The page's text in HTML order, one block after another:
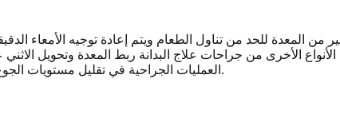
الأنواع الأخرى من جراحات علاج البدانة ربط المعدة وتحويل
العمليات الجراحية في تقليل مستويات الجوع وتسهل على الأشخاص الالتزام بنظامهم الغذائي وخطط التمارين الرياضية.